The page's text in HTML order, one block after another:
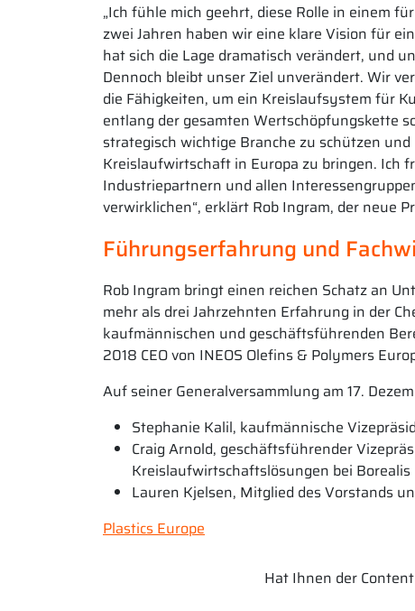
„Ich fühle mich geehrt, diese Rolle in einem
zwei Jahren haben wir eine klare Vision für
hat sich die Lage dramatisch verändert, und
Dennoch bleibt unser Ziel unverändert. Wir
die Fähigkeiten, um ein Kreislaufsystem für
entlang der gesamten Wertschöpfungskette
strategisch wichtige Branche zu schützen
Kreislaufwirtschaft in Europa zu bringen. Ich
Industriepartnern und allen
verwirklichen“, erklärt Rob Ingram, der neue
Führungserfahrung und
Rob Ingram bringt einen reichen Schatz an
mehr als drei Jahrzehnten Erfahrung in der
kaufmännischen und geschäftsführenden
2018 CEO von INEOS Olefins & Polymers
Auf seiner Generalversammlung am 17.
Stephanie Kalil, kaufmännische
Craig Arnold, geschäftsführender
Kreislaufwirtschaftslösungen bei Borealis
Lauren Kjelsen, Mitglied des Vorstands
Plastics Europe
Hat Ihnen der